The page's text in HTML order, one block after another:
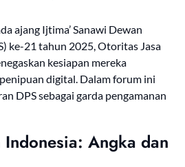
ajang Ijtima’ Sanawi Dewan
ke-21 tahun 2025, Otoritas Jasa
kesiapan mereka
digital. Dalam forum ini
DPS sebagai garda pengamanan
Angka dan